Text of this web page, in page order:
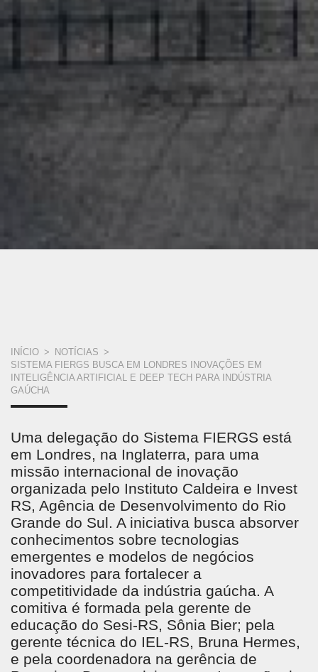
VOCÊ
ESTÁ
AQUI
INÍCIO > NOTÍCIAS >
SISTEMA FIERGS BUSCA EM LONDRES INOVAÇÕES EM
INTELIGÊNCIA ARTIFICIAL E DEEP TECH PARA INDÚSTRIA
GAÚCHA
Uma delegação do Sistema FIERGS está
em Londres, na Inglaterra, para uma
missão internacional de inovação
organizada pelo Instituto Caldeira e Invest
RS, Agência de Desenvolvimento do Rio
Grande do Sul. A iniciativa busca absorver
conhecimentos sobre tecnologias
emergentes e modelos de negócios
inovadores para fortalecer a
competitividade da indústria gaúcha. A
comitiva é formada pela gerente de
educação do Sesi-RS, Sônia Bier; pela
gerente técnica do IEL-RS, Bruna Hermes,
e pela coordenadora na gerência de